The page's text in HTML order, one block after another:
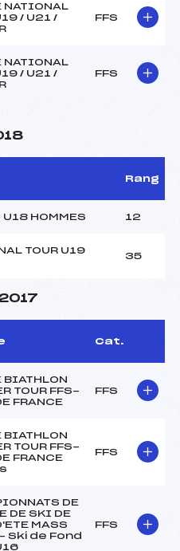
NATIONAL
/ U21 /
FFS
NATIONAL
/ U21 /
FFS
Rang
U18 HOMMES 12
TOUR U19
35
Cat.
BIATHLON
TOUR FFS-
FRANCE
FFS
BIATHLON
TOUR FFS-
FRANCE
FFS
DE
DE SKI DE
MASS
Ski de Fond
FFS